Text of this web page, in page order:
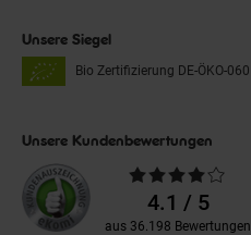
Unsere Siegel
Bio Zertifizierung DE-ÖKO-060
Unsere Kundenbewertungen
Durchschnittliche
Bewertungen4.1 / 5
aus 36.198 Bewertungen